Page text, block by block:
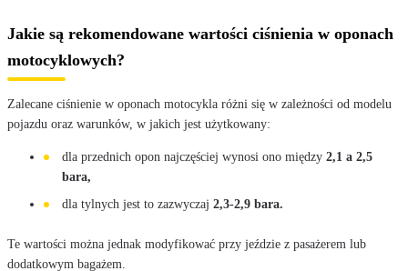
Jakie są rekomendowane wartości ciśnienia w oponach
motocyklowych?
Zalecane ciśnienie w oponach motocykla różni się w zależności od modelu
pojazdu oraz warunków, w jakich jest użytkowany:
dla przednich opon najczęściej wynosi ono między 2,1 a 2,5
bara,
dla tylnych jest to zazwyczaj 2,3-2,9 bara.
Te wartości można jednak modyfikować przy jeździe z pasażerem lub
dodatkowym bagażem.